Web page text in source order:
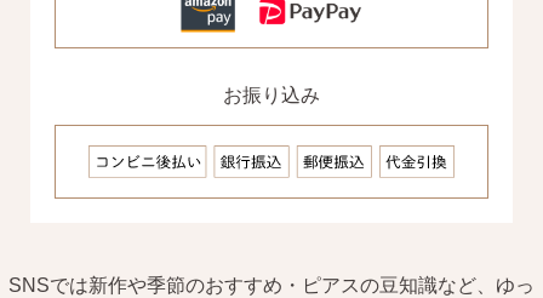
お振り込み
SNSでは新作や季節のおすすめ・ピアスの豆知識など、ゆっ